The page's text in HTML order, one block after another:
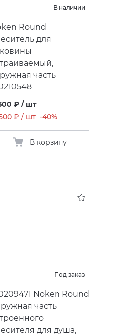
В наличии
Round
для
часть
₽ / шт
₽ / шт -40%
В корзину
Под заказ
Noken Round
часть
для душа,